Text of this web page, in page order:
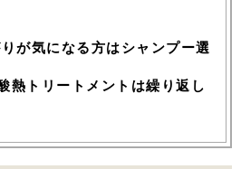
が気になる方はシャンプー選
熱トリートメントは繰り返し